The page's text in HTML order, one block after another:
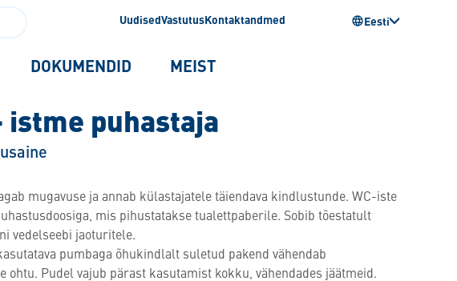
UudisedVastutusKontaktandmed Eesti
DOKUMENDID MEIST
istme puhastaja
mugavuse ja annab külastajatele täiendava kindlustunde. WC-iste
mis pihustatakse tualettpaberile. Sobib tõestatult
vedelseebi jaoturitele.
pumbaga õhukindlalt suletud pakend vähendab
Pudel vajub pärast kasutamist kokku, vähendades jäätmeid.